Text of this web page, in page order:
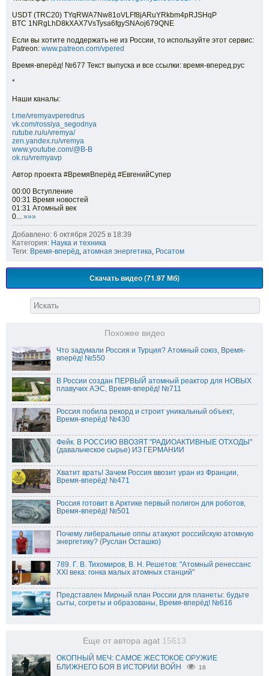
USDT (TRC20) TYqRWA7Nw81oVLFf8jARuYRkbm4pRJSHqP
BTC 1NRgLhD8kXAX7VsTysa6fgySNAoj679QNE
Если вы хотите поддержать не из России, то используйте этот сервис:
Patreon: www.patreon.com/vpered
Время-вперёд! №677 Текст выпуска и все ссылки: время-вперед.рус
*
Наши каналы:
t.me/vremyavperedrus
vk.com/rossiya_segodnya
rutube.ru/u/vremya/
zen.yandex.ru/vremya
www.youtube.com/@B-B
ok.ru/vremyavp
Автор проекта #ВремяВперёд #ЕвгенийСупер
00:00 Вступление
00:31 Время новостей
01:31 Атомный век
0... »»»
Добавлено: 6 октября 2025 в 18:39
Категория: Наука и техника
Теги: Время-вперёд, атомная энергетика, Росатом
Скачать видео (71.97 Мб)
Похожее видео
Что задумали Россия и Турция? Атомный союз, Время-
вперёд! №550
В России создан ПЕРВЫЙ атомный реактор для НОВЫХ
плавучих АЭС, Время-вперёд! №711
Россия побила рекорд и строит уникальный объект,
Время-вперёд! №430
Фейк. В РОССИЮ ВВОЗЯТ "РАДИОАКТИВНЫЕ ОТХОДЫ"
(давальческое сырье) ИЗ ГЕРМАНИИ
Хватит врать! Зачем Россия ввозит уран из Франции,
Время-вперёд! №471
Россия готовит в Арктике первый полигон для роботов,
Время-вперёд! №501
Почему либеральные оппы атакуют российскую атомную
энергетику? (Руслан Осташко)
789. Г. В. Тихомиров, В. Н. Решетов: "Атомный ренессанс
XXI века: гонка малых атомных станций"
Представлен Мирный план России для планеты: будьте
сыты, согреты и образованы, Время-вперёд! №616
Еще от автора agat 15613
ОКОПНЫЙ МЕЧ: САМОЕ ЖЕСТОКОЕ ОРУЖИЕ
БЛИЖНЕГО БОЯ В ИСТОРИИ ВОЙН
18